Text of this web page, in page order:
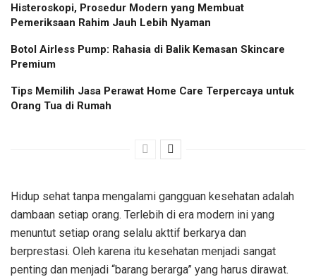
Histeroskopi, Prosedur Modern yang Membuat
Pemeriksaan Rahim Jauh Lebih Nyaman
Botol Airless Pump: Rahasia di Balik Kemasan Skincare
Premium
Tips Memilih Jasa Perawat Home Care Terpercaya untuk
Orang Tua di Rumah
Hidup sehat tanpa mengalami gangguan kesehatan adalah
dambaan setiap orang. Terlebih di era modern ini yang
menuntut setiap orang selalu akttif berkarya dan
berprestasi. Oleh karena itu kesehatan menjadi sangat
penting dan menjadi “barang berarga” yang harus dirawat.